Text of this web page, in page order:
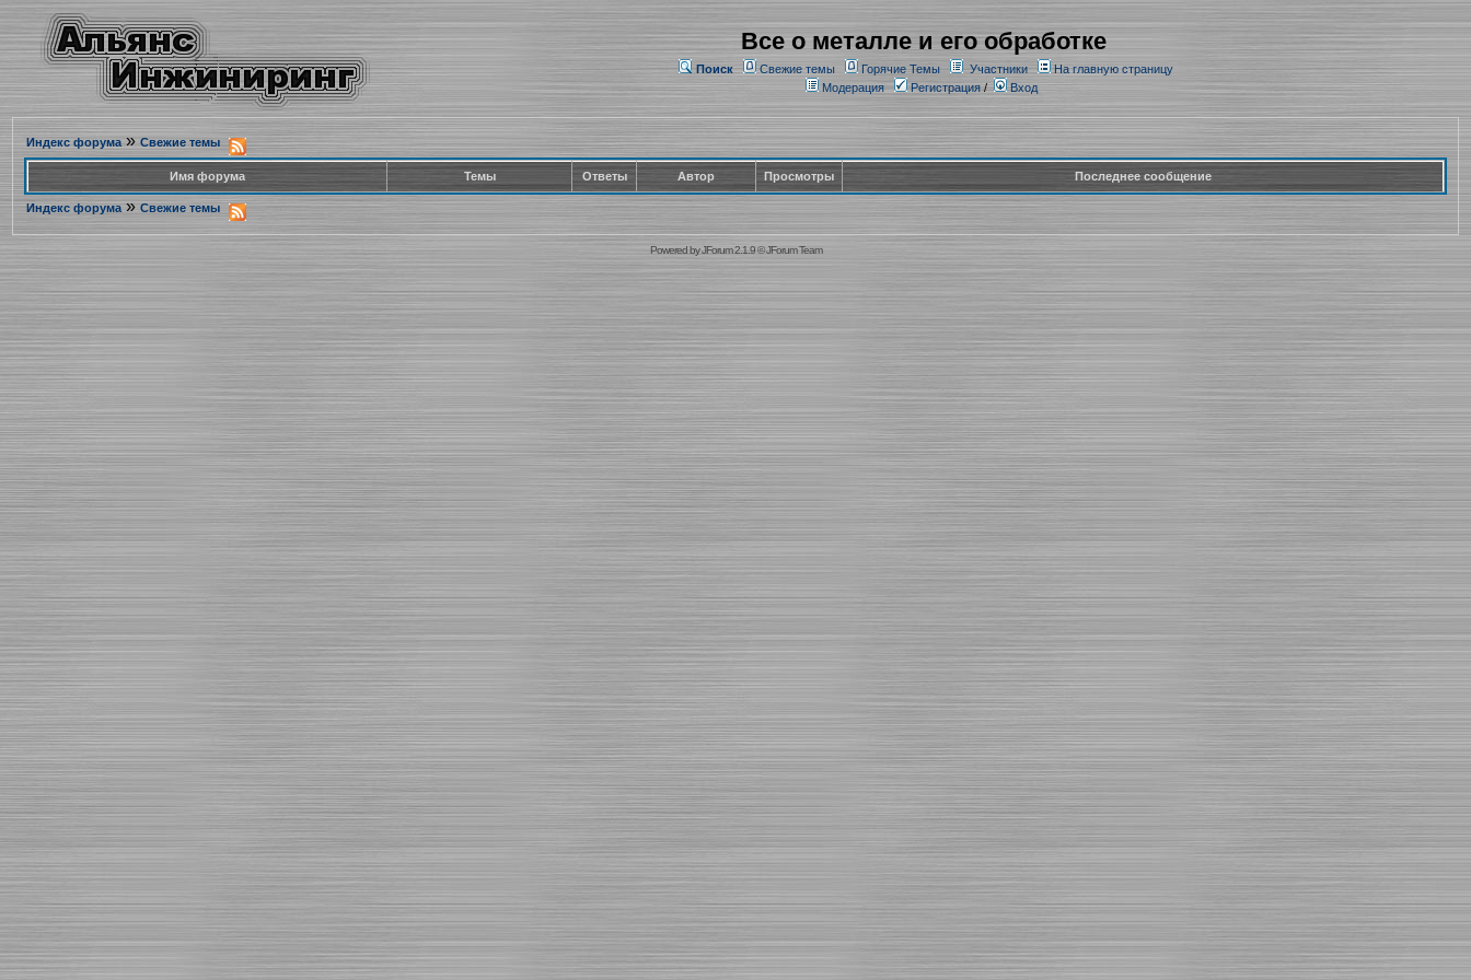
Все о металле и его обработке
Поиск Свежие темы Горячие Темы Участники
На главную страницу
Модерация
Регистрация/ Вход
Индекс форума» Свежие темы
Имя форума Темы Ответы Автор Просмотры Последнее сообщение
Индекс форума » Свежие темы
Powered byJForum 2.1.9©JForum Team